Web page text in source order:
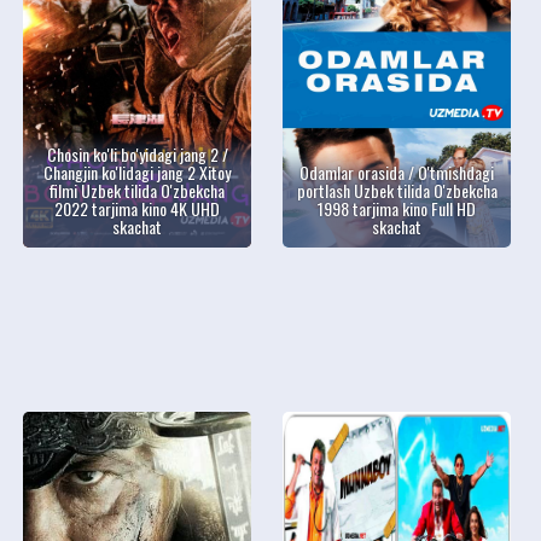
Chosin ko'li bo'yidagi jang 2 /
Changjin ko'lidagi jang 2 Xitoy
filmi Uzbek tilida O'zbekcha
2022 tarjima kino 4K UHD
skachat
Odamlar orasida / O'tmishdagi
portlash Uzbek tilida O'zbekcha
1998 tarjima kino Full HD
skachat